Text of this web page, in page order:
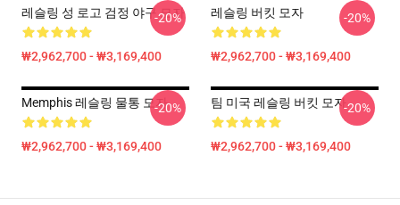
레슬링 성 로고 검정 야구 모자
₩2,962,700 - ₩3,169,400
-20% 레슬링 버킷 모자
₩2,962,700 - ₩3,169,400
-20%
Memphis 레슬링 물통 모자
₩2,962,700 - ₩3,169,400
-20% 팀 미국 레슬링 버킷 모자
₩2,962,700 - ₩3,169,400
-20%